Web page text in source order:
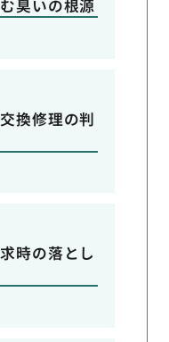
臭いの根源
換修理の判
時の落とし